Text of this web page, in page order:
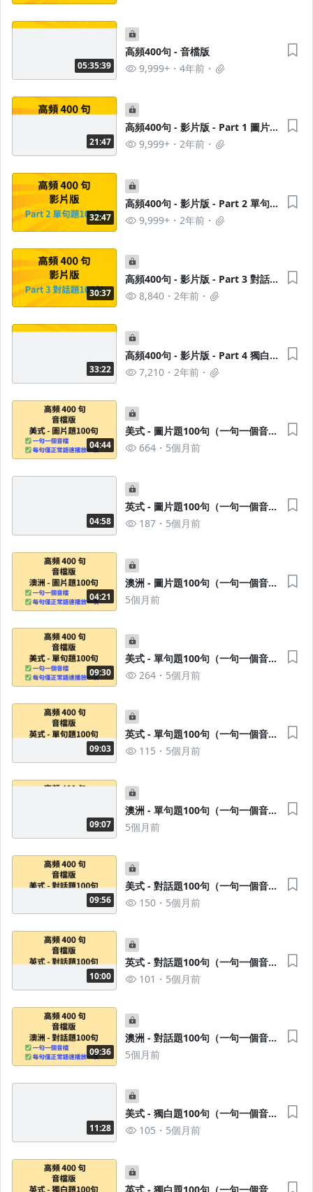
05:35:39
高頻400句 - 音檔版
9,999+
4年前
21:47
高頻400句 - 影片版 - Part 1 圖片
題100句
9,999+ 2年前
32:47
高頻400句 - 影片版 - Part 2 單句
題100句
9,999+ 2年前
30:37
高頻400句 - 影片版 - Part 3 對話
題100句
8,840 2年前
33:22
高頻400句 - 影片版 - Part 4 獨白
題100句
7,210 2年前
04:44
美式 - 圖片題100句（一句一個音
檔）664 5個月前
04:58
英式 - 圖片題100句（一句一個音
檔）187 5個月前
04:21
澳洲 - 圖片題100句（一句一個音
檔）
5個月前
09:30
美式 - 單句題100句（一句一個音
檔）264 5個月前
09:03
英式 - 單句題100句（一句一個音
檔）115 5個月前
09:07
澳洲 - 單句題100句（一句一個音
檔）
5個月前
09:56
美式 - 對話題100句（一句一個音
檔）150 5個月前
10:00
英式 - 對話題100句（一句一個音
檔）101 5個月前
09:36
澳洲 - 對話題100句（一句一個音
檔）
5個月前
11:28
美式 - 獨白題100句（一句一個音
檔）105 5個月前